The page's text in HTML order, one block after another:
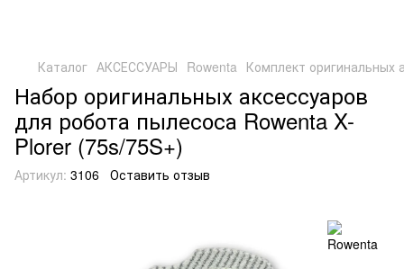
Каталог АКСЕССУАРЫ Rowenta Комплект оригинальных
Набор оригинальных аксессуаров
для робота пылесоса Rowenta X-
Plorer (75s/75S+)
Артикул: 3106 Оставить отзыв